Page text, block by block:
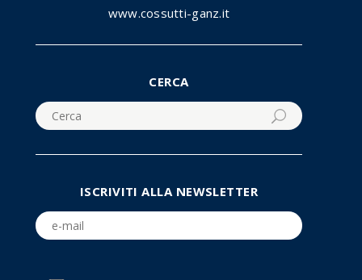
www.cossutti-ganz.it
CERCA
ISCRIVITI ALLA NEWSLETTER